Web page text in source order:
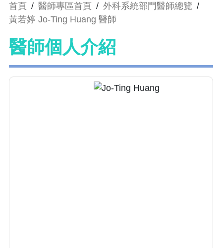
首頁 / 醫師專區首頁 / 外科系統部門醫師總覽 /
黃若婷 Jo-Ting Huang 醫師
醫師個人介紹